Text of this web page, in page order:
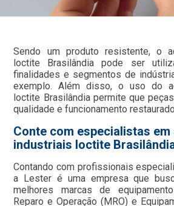
Sendo um produto resistente, o
loctite Brasilândia pode ser
finalidades e segmentos de
exemplo. Além disso, o uso do
loctite Brasilândia permite que
qualidade e funcionamento
Conte com especialistas
industriais loctite
Contando com profissionais
a Lester é uma empresa que
melhores marcas de
Reparo e Operação (MRO) e